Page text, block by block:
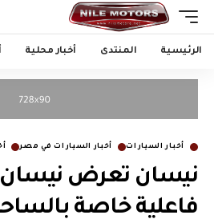
الرئيسية المنتدى أخبار محلية
أخبار السيارات أخبار السيارات في مصر
نيسان تعرض
فاعلية خاصة